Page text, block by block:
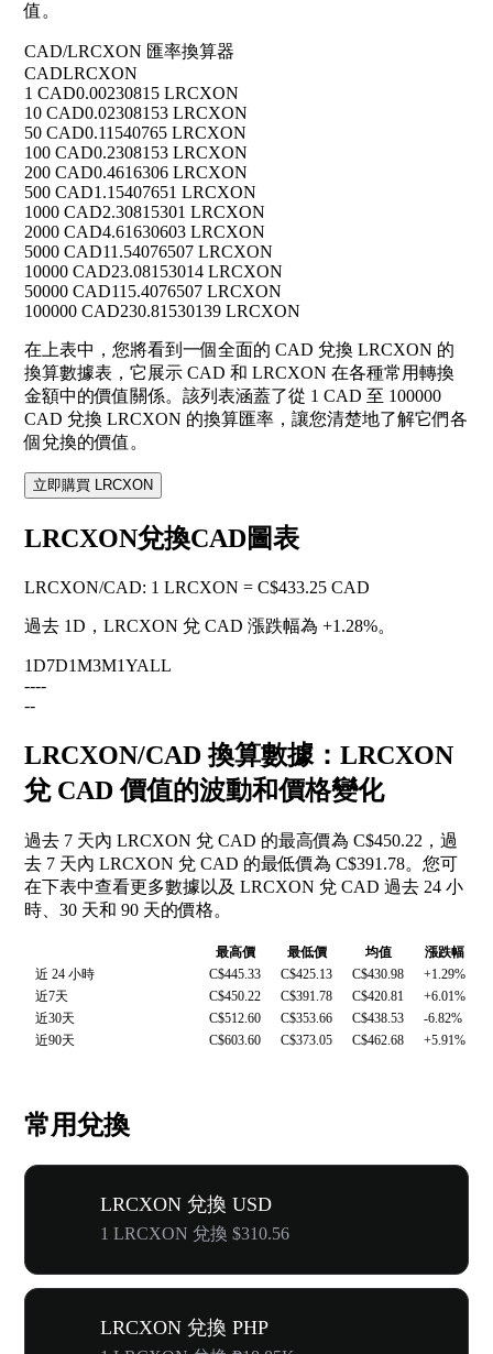
值。
CAD/LRCXON 匯率換算器
CADLRCXON
1 CAD0.00230815 LRCXON
10 CAD0.02308153 LRCXON
50 CAD0.11540765 LRCXON
100 CAD0.2308153 LRCXON
200 CAD0.4616306 LRCXON
500 CAD1.15407651 LRCXON
1000 CAD2.30815301 LRCXON
2000 CAD4.61630603 LRCXON
5000 CAD11.54076507 LRCXON
10000 CAD23.08153014 LRCXON
50000 CAD115.4076507 LRCXON
100000 CAD230.81530139 LRCXON
在上表中，您將看到一個全面的 CAD 兌換 LRCXON 的
換算數據表，它展示 CAD 和 LRCXON 在各種常用轉換
金額中的價值關係。該列表涵蓋了從 1 CAD 至 100000
CAD 兌換 LRCXON 的換算匯率，讓您清楚地了解它們各
個兌換的價值。
立即購買 LRCXON
LRCXON兌換CAD圖表
LRCXON/CAD: 1 LRCXON = C$433.25 CAD
過去 1D，LRCXON 兌 CAD 漲跌幅為 +1.28%。
1D7D1M3M1YALL
----
--
LRCXON/CAD 換算數據：LRCXON
兌 CAD 價值的波動和價格變化
過去 7 天內 LRCXON 兌 CAD 的最高價為 C$450.22，過
去 7 天內 LRCXON 兌 CAD 的最低價為 C$391.78。您可
在下表中查看更多數據以及 LRCXON 兌 CAD 過去 24 小
時、30 天和 90 天的價格。
最高價 最低價 均值
漲跌幅
近 24 小時
C$445.33 C$425.13 C$430.98
+1.29%
近7天
C$450.22 C$391.78 C$420.81
+6.01%
近30天
C$512.60 C$353.66 C$438.53
-6.82%
近90天
C$603.60 C$373.05 C$462.68 +5.91%
常用兌換
LRCXON 兌換 USD
1 LRCXON 兌換 $310.56
LRCXON 兌換 PHP